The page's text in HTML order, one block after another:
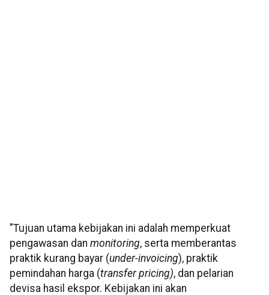
"Tujuan utama kebijakan ini adalah memperkuat
pengawasan dan monitoring, serta memberantas
praktik kurang bayar (under-invoicing), praktik
pemindahan harga (transfer pricing), dan pelarian
devisa hasil ekspor. Kebijakan ini akan